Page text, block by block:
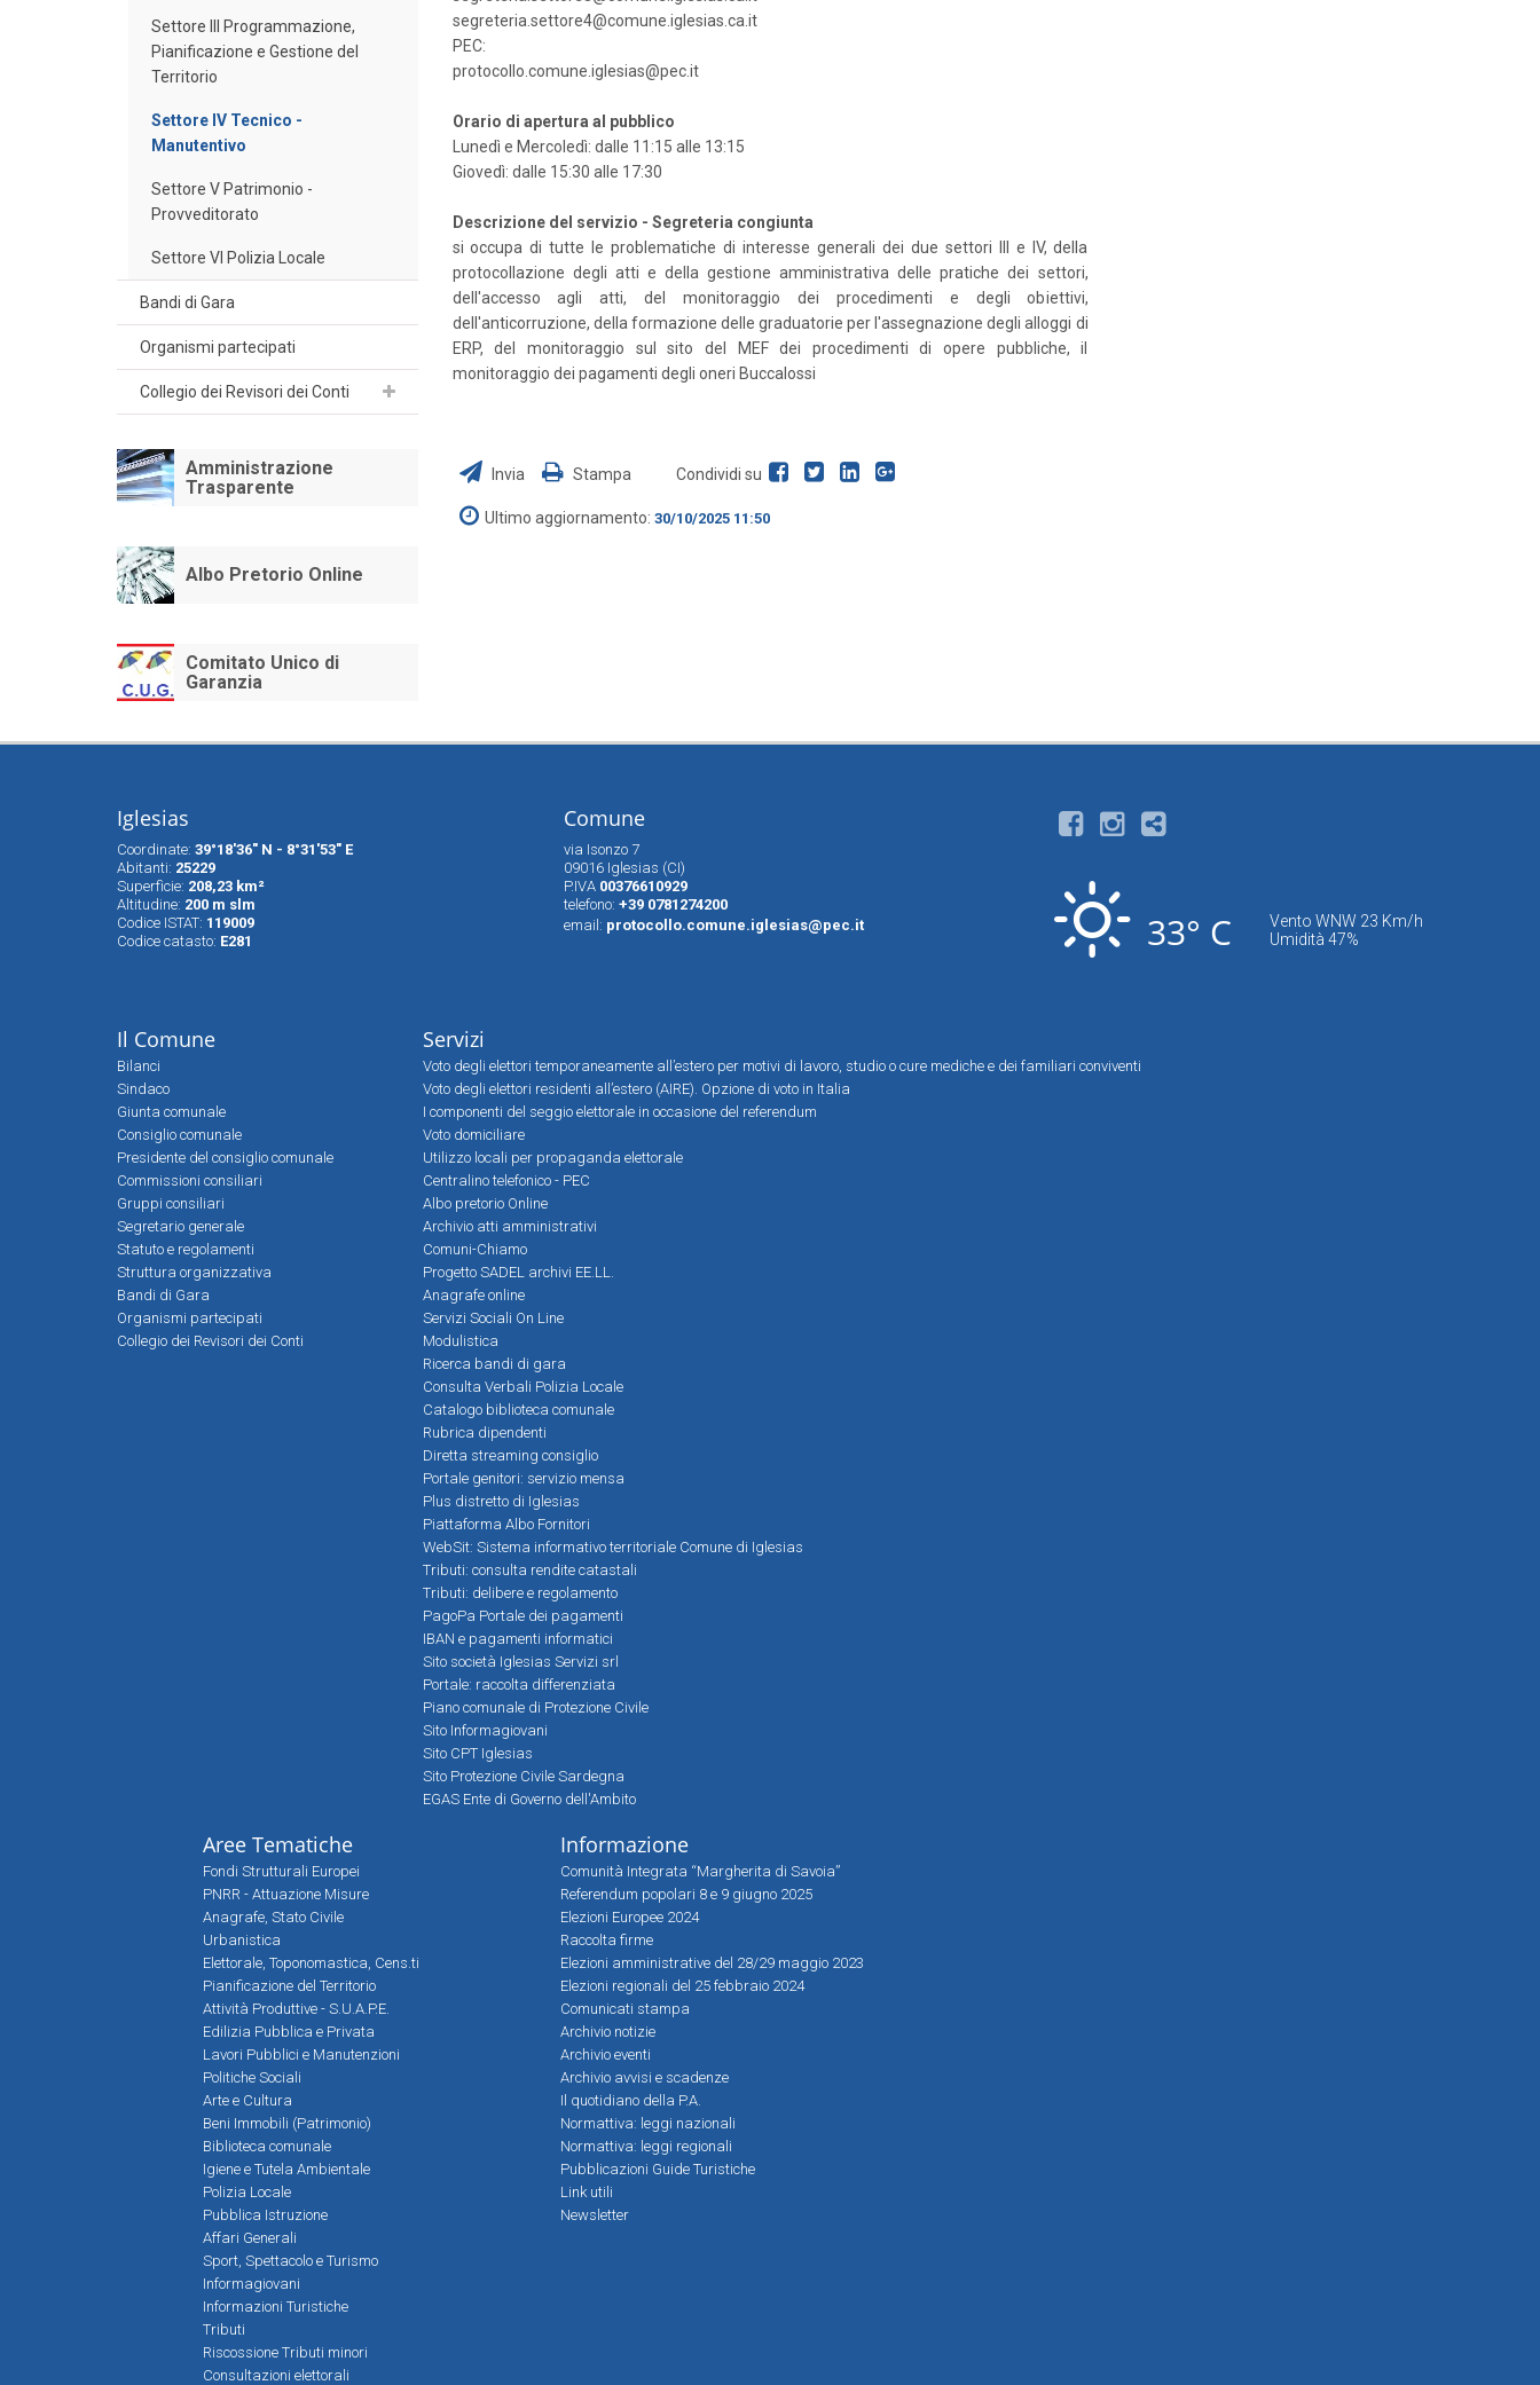
Settore III Programmazione,
Pianificazione e Gestione del
Territorio
Settore IV Tecnico -
Manutentivo
Settore V Patrimonio -
Provveditorato
Settore VI Polizia Locale
Bandi di Gara
Organismi partecipati
Collegio dei Revisori dei Conti
Amministrazione
Trasparente
Albo Pretorio Online
Comitato Unico di
Garanzia
segreteria.settore4@comune.iglesias.ca.it
PEC:
protocollo.comune.iglesias@pec.it
Orario di apertura al pubblico
Lunedì e Mercoledì: dalle 11:15 alle 13:15
Giovedì: dalle 15:30 alle 17:30
Descrizione del servizio - Segreteria congiunta
si occupa di tutte le problematiche di interesse generali dei due settori III e IV, della
protocollazione degli atti e della gestione amministrativa delle pratiche dei settori,
dell'accesso agli atti, del monitoraggio dei procedimenti e degli obiettivi,
dell'anticorruzione, della formazione delle graduatorie per l'assegnazione degli alloggi di
ERP, del monitoraggio sul sito del MEF dei procedimenti di opere pubbliche, il
monitoraggio dei pagamenti degli oneri Buccalossi
Invia Stampa Condividi su
Ultimo aggiornamento: 30/10/2025 11:50
Iglesias
Coordinate: 39°18'36" N - 8°31'53" E
Abitanti: 25229
Superfìcie: 208,23 km²
Altitudine: 200 m slm
Codice ISTAT: 119009
Codice catasto: E281
Comune
via Isonzo 7
09016 Iglesias (CI)
P.IVA 00376610929
telefono: +39 0781274200
email: protocollo.comune.iglesias@pec.it 33° C
Vento WNW 23 Km/h
Umidità 47%
Il Comune
Bilanci
Sindaco
Giunta comunale
Consiglio comunale
Presidente del consiglio comunale
Commissioni consiliari
Gruppi consiliari
Segretario generale
Statuto e regolamenti
Struttura organizzativa
Bandi di Gara
Organismi partecipati
Collegio dei Revisori dei Conti
Servizi
Voto degli elettori temporaneamente all’estero per motivi di lavoro, studio o cure mediche e dei familiari conviventi
Voto degli elettori residenti all’estero (AIRE). Opzione di voto in Italia
I componenti del seggio elettorale in occasione del referendum
Voto domiciliare
Utilizzo locali per propaganda elettorale
Centralino telefonico - PEC
Albo pretorio Online
Archivio atti amministrativi
Comuni-Chiamo
Progetto SADEL archivi EE.LL.
Anagrafe online
Servizi Sociali On Line
Modulistica
Ricerca bandi di gara
Consulta Verbali Polizia Locale
Catalogo biblioteca comunale
Rubrica dipendenti
Diretta streaming consiglio
Portale genitori: servizio mensa
Plus distretto di Iglesias
Piattaforma Albo Fornitori
WebSit: Sistema informativo territoriale Comune di Iglesias
Tributi: consulta rendite catastali
Tributi: delibere e regolamento
PagoPa Portale dei pagamenti
IBAN e pagamenti informatici
Sito società Iglesias Servizi srl
Portale: raccolta differenziata
Piano comunale di Protezione Civile
Sito Informagiovani
Sito CPT Iglesias
Sito Protezione Civile Sardegna
EGAS Ente di Governo dell'Ambito
Aree Tematiche
Fondi Strutturali Europei
PNRR - Attuazione Misure
Anagrafe, Stato Civile
Urbanistica
Elettorale, Toponomastica, Cens.ti
Pianificazione del Territorio
Attività Produttive - S.U.A.P.E.
Edilizia Pubblica e Privata
Lavori Pubblici e Manutenzioni
Politiche Sociali
Arte e Cultura
Beni Immobili (Patrimonio)
Biblioteca comunale
Igiene e Tutela Ambientale
Polizia Locale
Pubblica Istruzione
Affari Generali
Sport, Spettacolo e Turismo
Informagiovani
Informazioni Turistiche
Tributi
Riscossione Tributi minori
Consultazioni elettorali
Informazione
Comunità Integrata “Margherita di Savoia”
Referendum popolari 8 e 9 giugno 2025
Elezioni Europee 2024
Raccolta firme
Elezioni amministrative del 28/29 maggio 2023
Elezioni regionali del 25 febbraio 2024
Comunicati stampa
Archivio notizie
Archivio eventi
Archivio avvisi e scadenze
Il quotidiano della P.A.
Normattiva: leggi nazionali
Normattiva: leggi regionali
Pubblicazioni Guide Turistiche
Link utili
Newsletter